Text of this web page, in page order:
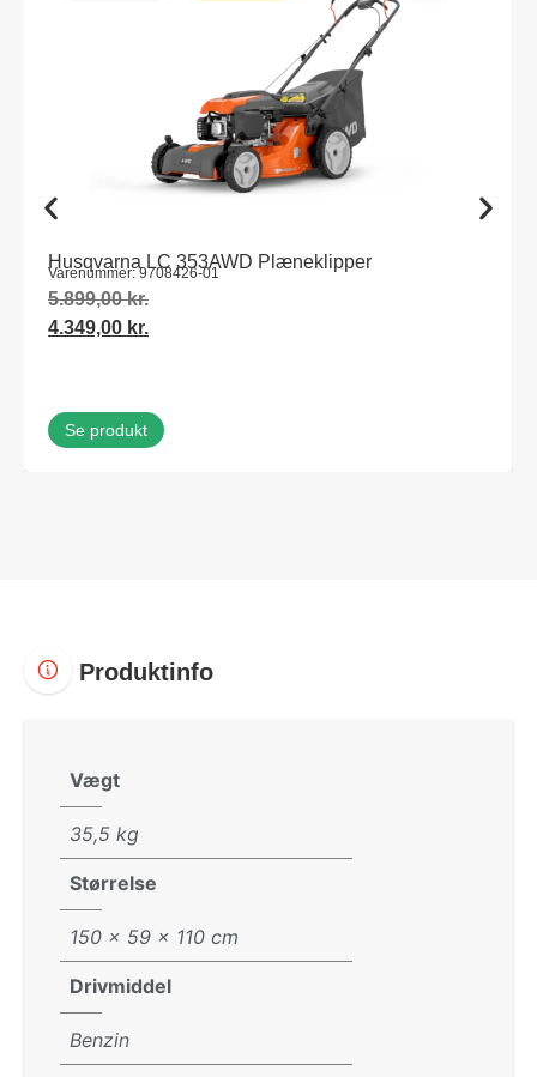
Husqvarna LC 353AWD Plæneklipper
Varenummer: 9708426-01
5.899,00kr.
4.349,00 kr.
Se produkt
Produktinfo
Vægt
35,5 kg
Størrelse
150 × 59 × 110 cm
Drivmiddel
Benzin